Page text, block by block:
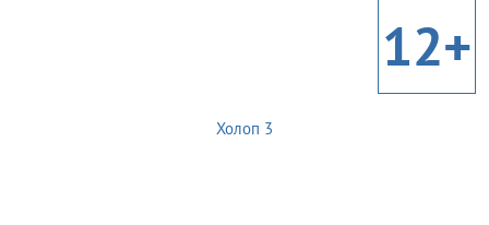
12+
Холоп 3